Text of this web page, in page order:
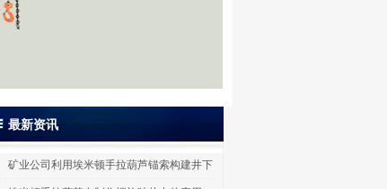
最新资讯
矿业公司利用埃米顿手拉葫芦锚索构建井下